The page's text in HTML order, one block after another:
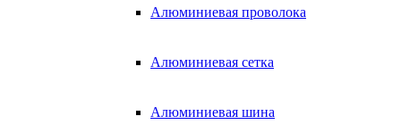
Алюминиевая проволока
Алюминиевая сетка
Алюминиевая шина